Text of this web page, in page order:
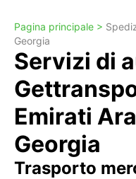
Pagina principale >
Georgia
Servizi di
Emirati
Georgia
Trasporto